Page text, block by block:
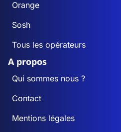
Orange
Sosh
Tous les opérateurs
A propos
Qui sommes nous ?
Contact
Mentions légales